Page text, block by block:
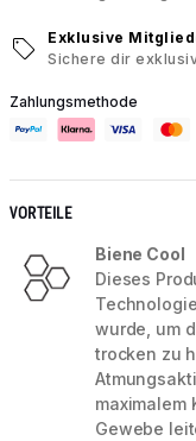
Exklusive
Sichere dir
Zahlungsmethode
VORTEILE
Biene Cool
Dieses
wurde, um
trocken zu
maximalem
Gewebe